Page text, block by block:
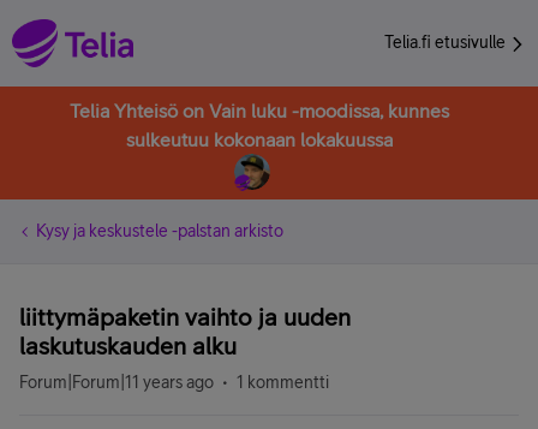
Telia.fi etusivulle
Telia Yhteisö on Vain luku -moodissa, kunnes
sulkeutuu kokonaan lokakuussa
Kysy ja keskustele -palstan arkisto
liittymäpaketin vaihto ja uuden
laskutuskauden alku
Forum|Forum|11 years ago 1 kommentti